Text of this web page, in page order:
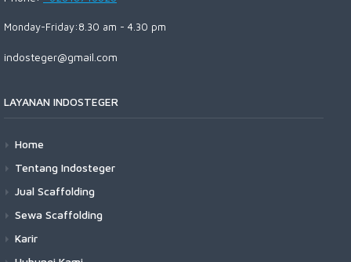
Monday-Friday:8.30 am - 4.30 pm
indosteger@gmail.com
LAYANAN INDOSTEGER
Home
Tentang Indosteger
Jual Scaffolding
Sewa Scaffolding
Karir